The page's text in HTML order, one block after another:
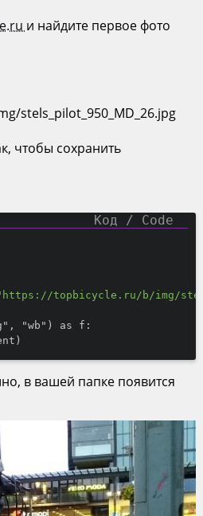
и найдите первое фото
stels_pilot_950_MD_26.jpg
чтобы сохранить
topbicycle.ru/b/img/
"wb") as f:
в вашей папке появится